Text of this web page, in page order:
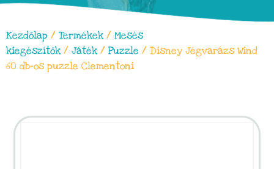
Kezdőlap / Termékek / Mesés
kiegészítők / Játék / Puzzle / Disney Jégvarázs Wind
60 db-os puzzle Clementoni